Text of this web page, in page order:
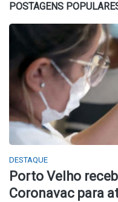
POSTAGENS
DESTAQUE
Porto Velho
Coronavac para